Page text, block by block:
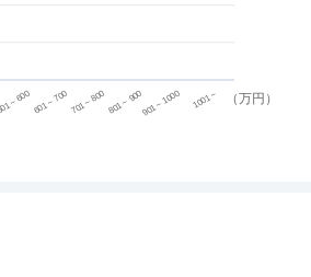
（万円）
~ 600601 ~ 700701 ~ 800801 ~ 900901 ~ 1000 1001 ~